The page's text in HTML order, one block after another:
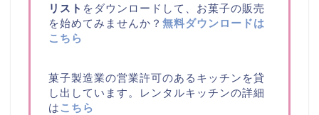
リスト をダウンロードして、お菓子の販売
を始めてみませんか？ 無料ダウンロードは
こちら
菓子製造業の営業許可のあるキッチンを貸
し出しています。レンタルキッチンの詳細
は こちら